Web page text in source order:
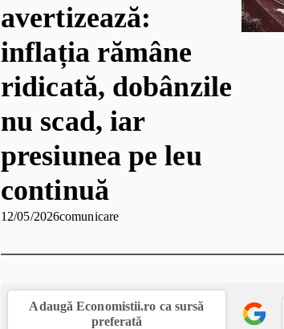
avertizează:
inflația rămâne
ridicată, dobânzile
nu scad, iar
presiunea pe leu
continuă
12/05/2026comunicare
Adaugă Economistii.ro ca sursă
preferată